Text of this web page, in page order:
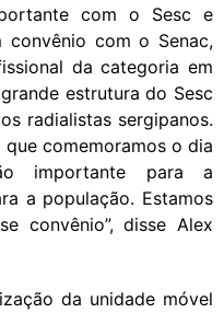
com o Sesc e
convênio com o Senac,
da categoria em
estrutura do Sesc
radialistas sergipanos.
comemoramos o dia
importante para a
a população. Estamos
convênio”, disse Alex
da unidade móvel